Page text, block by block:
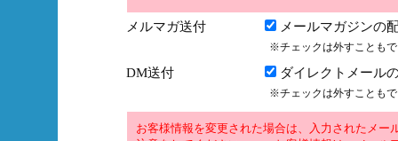
メルマガ送付 メールマガジンの
※チェックは外すことも
DM送付 ダイレクトメール
※チェックは外すことも
お客様情報を変更された場合は、入力されたメ